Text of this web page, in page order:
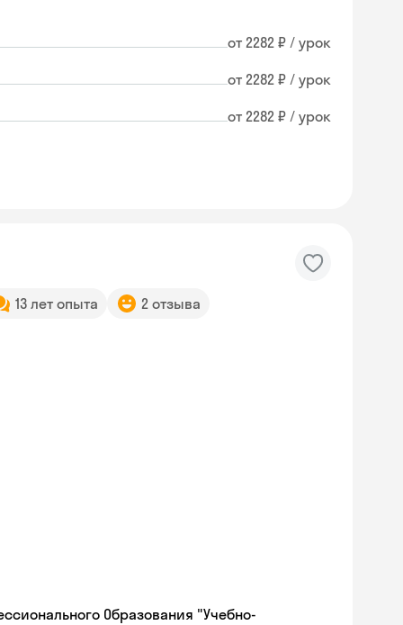
от 2282 ₽ / урок
от 2282 ₽ / урок
от 2282 ₽ / урок
13 лет опыта 2 отзыва
Образования "Учебно-